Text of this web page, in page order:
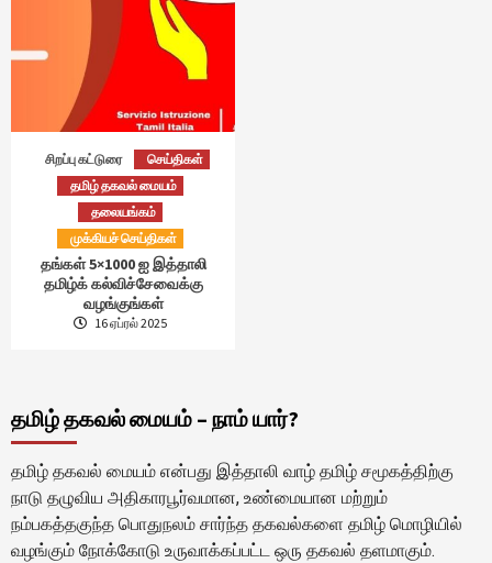
சிறப்பு கட்டுரை
செய்திகள்
தமிழ் தகவல் மையம்
தலையங்கம்
முக்கியச் செய்திகள்
தங்கள் 5×1000 ஐ இத்தாலி
தமிழ்க் கல்விச்சேவைக்கு
வழங்குங்கள்
16 ஏப்ரல் 2025
தமிழ் தகவல் மையம் – நாம் யார்?
தமிழ் தகவல் மையம் என்பது இத்தாலி வாழ் தமிழ் சமூகத்திற்கு
நாடு தழுவிய அதிகாரபூர்வமான, உண்மையான மற்றும்
நம்பகத்தகுந்த பொதுநலம் சார்ந்த தகவல்களை தமிழ் மொழியில்
வழங்கும் நோக்கோடு உருவாக்கப்பட்ட ஒரு தகவல் தளமாகும்.